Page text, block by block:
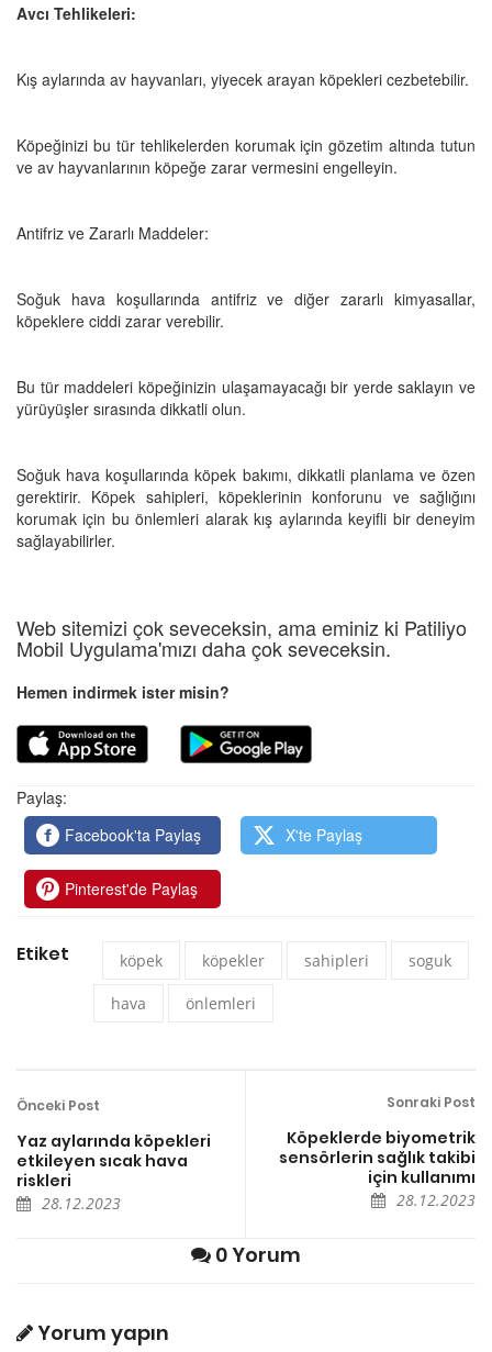
Avcı Tehlikeleri:
Kış aylarında av hayvanları, yiyecek arayan köpekleri cezbetebilir.
Köpeğinizi bu tür tehlikelerden korumak için gözetim altında tutun
ve av hayvanlarının köpeğe zarar vermesini engelleyin.
Antifriz ve Zararlı Maddeler:
Soğuk hava koşullarında antifriz ve diğer zararlı kimyasallar,
köpeklere ciddi zarar verebilir.
Bu tür maddeleri köpeğinizin ulaşamayacağı bir yerde saklayın ve
yürüyüşler sırasında dikkatli olun.
Soğuk hava koşullarında köpek bakımı, dikkatli planlama ve özen
gerektirir. Köpek sahipleri, köpeklerinin konforunu ve sağlığını
korumak için bu önlemleri alarak kış aylarında keyifli bir deneyim
sağlayabilirler.
Web sitemizi çok seveceksin, ama eminiz ki Patiliyo
Mobil Uygulama'mızı daha çok seveceksin.
Hemen indirmek ister misin?
Paylaş:
Facebook'ta Paylaş
X'te Paylaş
Pinterest'de Paylaş
Etiket köpek köpekler sahipleri soguk
hava önlemleri
Önceki Post
Yaz aylarında köpekleri
etkileyen sıcak hava
riskleri
28.12.2023
Sonraki Post
Köpeklerde biyometrik
sensörlerin sağlık takibi
için kullanımı
28.12.2023
0 Yorum
Yorum yapın